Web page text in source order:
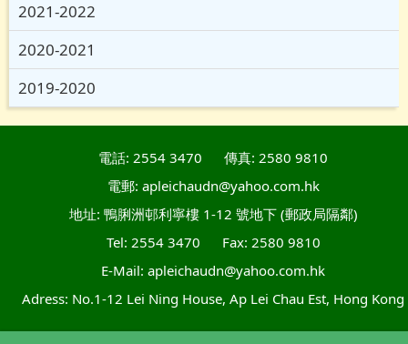
2021-2022
2020-2021
2019-2020
電話: 2554 3470
傳真: 2580 9810
電郵: apleichaudn@yahoo.com.hk
地址: 鴨脷洲邨利寧樓 1-12 號地下 (郵政局隔鄰)
Tel: 2554 3470
Fax: 2580 9810
E-Mail: apleichaudn@yahoo.com.hk
Adress: No.1-12 Lei Ning House, Ap Lei Chau Est, Hong Kong